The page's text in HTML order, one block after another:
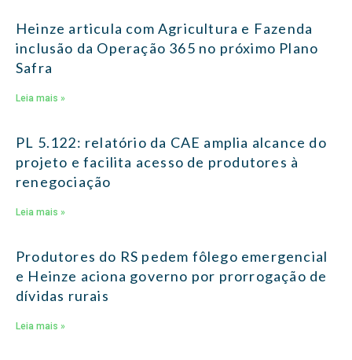
Heinze articula com Agricultura e Fazenda
inclusão da Operação 365 no próximo Plano
Safra
Leia mais »
PL 5.122: relatório da CAE amplia alcance do
projeto e facilita acesso de produtores à
renegociação
Leia mais »
Produtores do RS pedem fôlego emergencial
e Heinze aciona governo por prorrogação de
dívidas rurais
Leia mais »